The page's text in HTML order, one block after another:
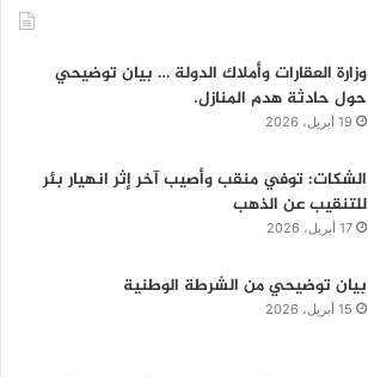
وزارة العقارات وأملاك الدولة … بيان توضيحي
حول حادثة هدم المنازل.
19 أبريل، 2026
الشكات: توفي منقب وأصيب آخر إثر انهيار بئر
للتنقيب عن الذهب
17 أبريل، 2026
بيان توضيحي من الشرطة الوطنية
15 أبريل، 2026